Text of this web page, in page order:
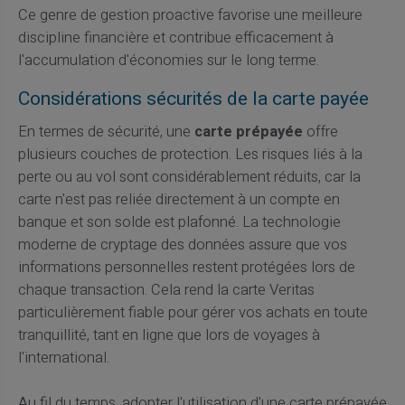
Ce genre de gestion proactive favorise une meilleure
discipline financière et contribue efficacement à
l'accumulation d'économies sur le long terme.
Considérations sécurités de la carte payée
En termes de sécurité, une carte prépayée offre
plusieurs couches de protection. Les risques liés à la
perte ou au vol sont considérablement réduits, car la
carte n'est pas reliée directement à un compte en
banque et son solde est plafonné. La technologie
moderne de cryptage des données assure que vos
informations personnelles restent protégées lors de
chaque transaction. Cela rend la carte Veritas
particulièrement fiable pour gérer vos achats en toute
tranquillité, tant en ligne que lors de voyages à
l'international.